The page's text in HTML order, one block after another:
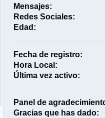
Mensajes:
Redes Sociales:
Edad:
Fecha de registro:
Hora Local:
Última vez activo:
Panel de
Gracias que has dado: